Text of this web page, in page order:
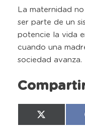
La maternidad
ser parte de un
potencie la vida
cuando una
sociedad avanza.
Compartir
en
X
(Twitter)